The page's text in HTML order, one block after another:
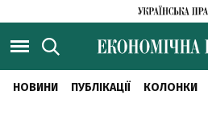
НОВИНИ ПУБЛІКАЦІЇ КОЛОНКИ